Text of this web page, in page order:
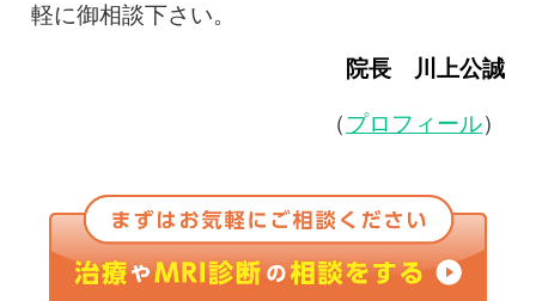
軽に御相談下さい。
院長 川上公誠
（プロフィール）